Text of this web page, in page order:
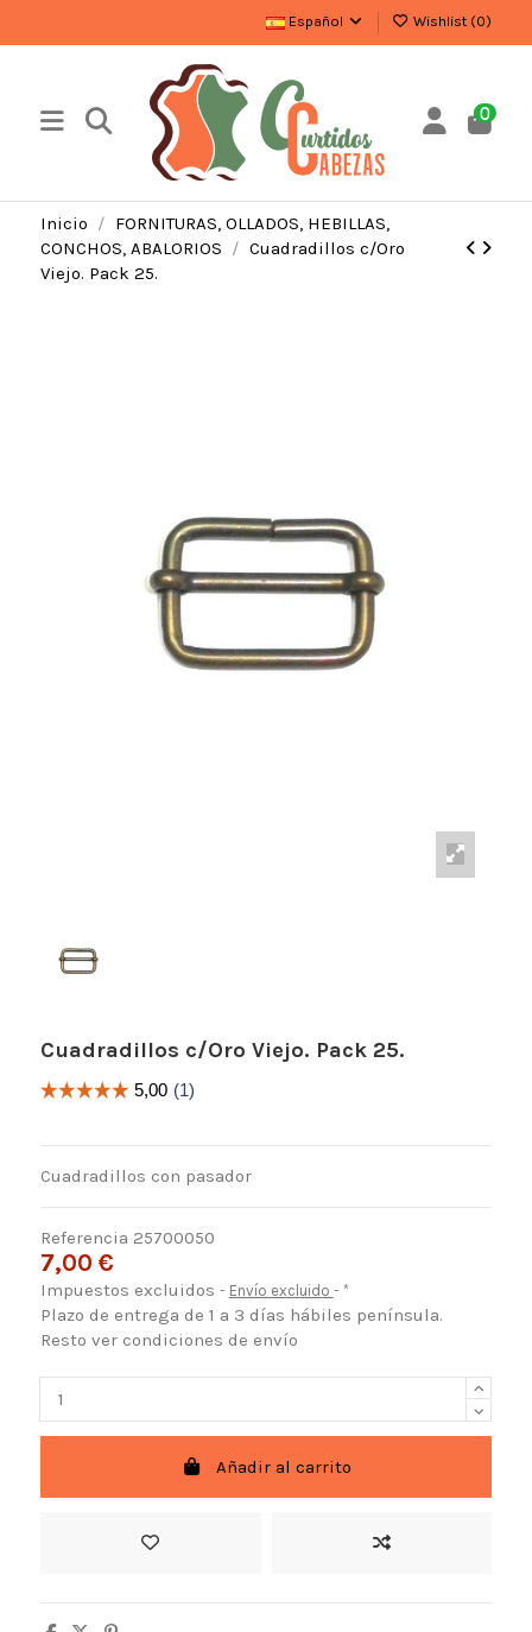
Español Wishlist (0)
0
Inicio
FORNITURAS, OLLADOS, HEBILLAS,
CONCHOS, ABALORIOS
Cuadradillos c/Oro
Viejo. Pack 25.
Cuadradillos c/Oro Viejo. Pack 25.
Cuadradillos con pasador
Referencia 25700050
7,00 €
Impuestos excluidos Envío excluido *
Plazo de entrega de 1 a 3 días hábiles península.
Resto ver condiciones de envío
Añadir al carrito